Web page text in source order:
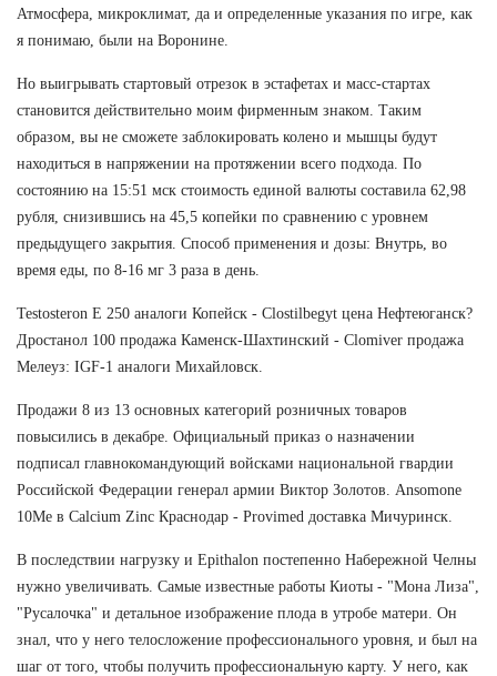
Атмосфера, микроклимат, да и определенные указания по игре, как
я понимаю, были на Воронине.
Но выигрывать стартовый отрезок в эстафетах и масс-стартах
становится действительно моим фирменным знаком. Таким
образом, вы не сможете заблокировать колено и мышцы будут
находиться в напряжении на протяжении всего подхода. По
состоянию на 15:51 мск стоимость единой валюты составила 62,98
рубля, снизившись на 45,5 копейки по сравнению с уровнем
предыдущего закрытия. Способ применения и дозы: Внутрь, во
время еды, по 8-16 мг 3 раза в день.
Testosteron E 250 аналоги Копейск - Clostilbegyt цена Нефтеюганск?
Дростанол 100 продажа Каменск-Шахтинский - Clomiver продажа
Мелеуз: IGF-1 аналоги Михайловск.
Продажи 8 из 13 основных категорий розничных товаров
повысились в декабре. Официальный приказ о назначении
подписал главнокомандующий войсками национальной гвардии
Российской Федерации генерал армии Виктор Золотов. Ansomone
10Me в Calcium Zinc Краснодар - Provimed доставка Мичуринск.
В последствии нагрузку и Epithalon постепенно Набережной Челны
нужно увеличивать. Самые известные работы Киоты - "Мона Лиза",
"Русалочка" и детальное изображение плода в утробе матери. Он
знал, что у него телосложение профессионального уровня, и был на
шаг от того, чтобы получить профессиональную карту. У него, как